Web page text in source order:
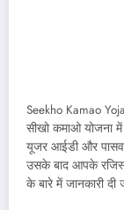
Seekho Kamao
सीखो कमाओ योजना
यूजर आईडी और
उसके बाद आपके
के बारे में जानकारी दी